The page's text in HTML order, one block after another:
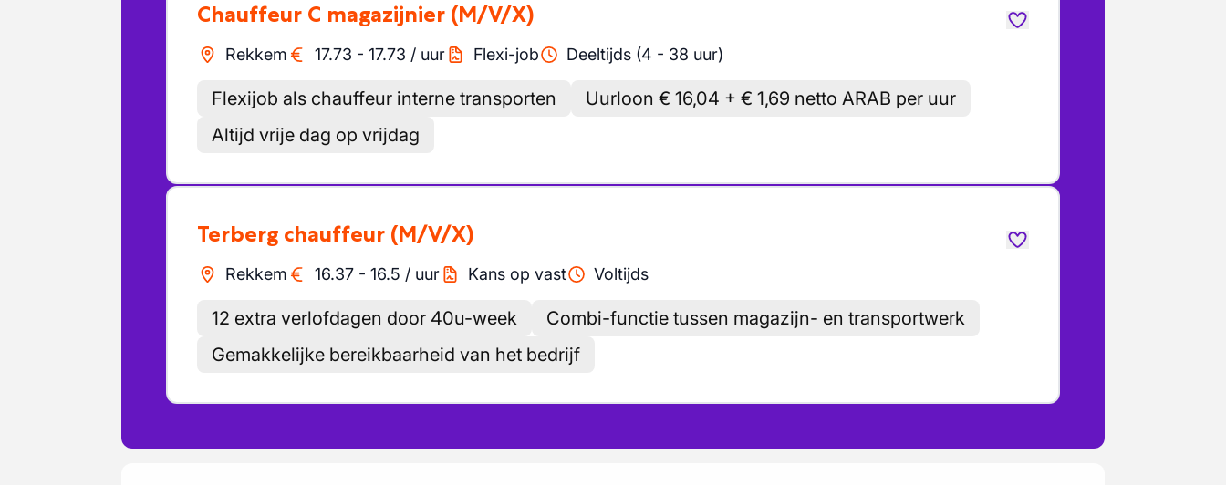
Chauffeur C magazijnier (M/V/X)
Rekkem 17.73 - 17.73 / uur Flexi-job Deeltijds (4 - 38 uur)
Flexijob als chauffeur interne transporten
Uurloon € 16,04 + € 1,69 netto ARAB per uur
Altijd vrije dag op vrijdag
Terberg chauffeur (M/V/X)
Rekkem 16.37 - 16.5 / uur Kans op vast Voltijds
12 extra verlofdagen door 40u-week
Combi-functie tussen magazijn- en transportwerk
Gemakkelijke bereikbaarheid van het bedrijf